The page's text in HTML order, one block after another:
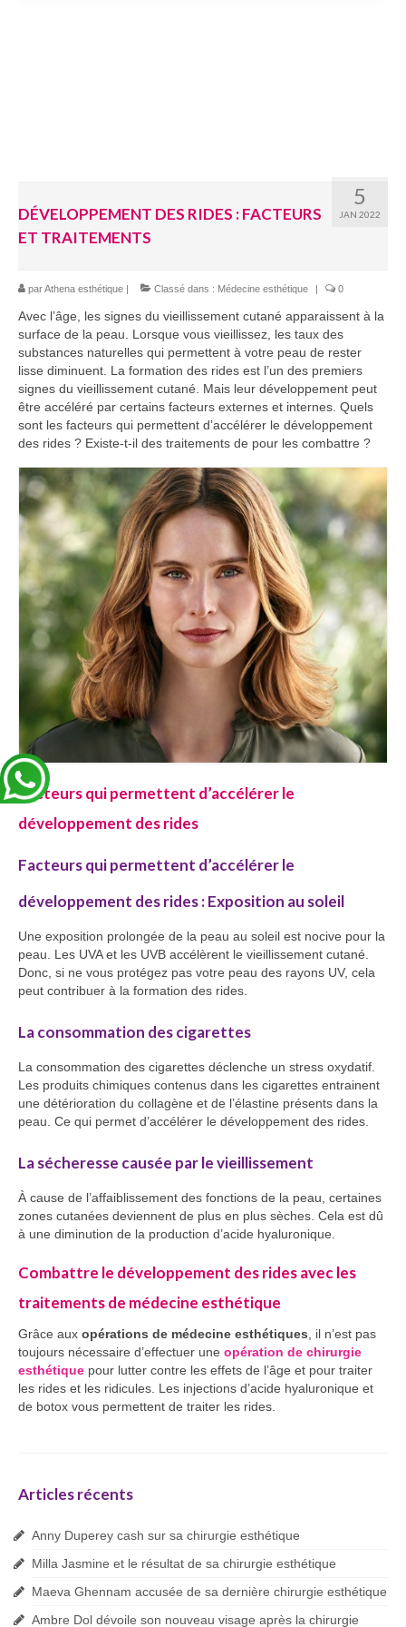
5
JAN 2022
DÉVELOPPEMENT DES RIDES : FACTEURS
ET TRAITEMENTS
parAthena esthétique | Classé dans : Médecine esthétique | 0
Avec l’âge, les signes du vieillissement cutané apparaissent à la
surface de la peau. Lorsque vous vieillissez, les taux des
substances naturelles qui permettent à votre peau de rester
lisse diminuent. La formation des rides est l’un des premiers
signes du vieillissement cutané. Mais leur développement peut
être accéléré par certains facteurs externes et internes. Quels
sont les facteurs qui permettent d’accélérer le développement
des rides ? Existe-t-il des traitements de pour les combattre ?
Facteurs qui permettent d’accélérer le
développement des rides
Facteurs qui permettent d’accélérer le
développement des rides : Exposition au soleil
Une exposition prolongée de la peau au soleil est nocive pour la
peau. Les UVA et les UVB accélèrent le vieillissement cutané.
Donc, si ne vous protégez pas votre peau des rayons UV, cela
peut contribuer à la formation des rides.
La consommation des cigarettes
La consommation des cigarettes déclenche un stress oxydatif.
Les produits chimiques contenus dans les cigarettes entrainent
une détérioration du collagène et de l’élastine présents dans la
peau. Ce qui permet d’accélérer le développement des rides.
La sécheresse causée par le vieillissement
À cause de l’affaiblissement des fonctions de la peau, certaines
zones cutanées deviennent de plus en plus sèches. Cela est dû
à une diminution de la production d’acide hyaluronique.
Combattre le développement des rides avec les
traitements de médecine esthétique
Grâce aux opérations de médecine esthétiques, il n’est pas
toujours nécessaire d’effectuer une opération de chirurgie
esthétique pour lutter contre les effets de l’âge et pour traiter
les rides et les ridicules. Les injections d’acide hyaluronique et
de botox vous permettent de traiter les rides.
Articles récents
Anny Duperey cash sur sa chirurgie esthétique
Milla Jasmine et le résultat de sa chirurgie esthétique
Maeva Ghennam accusée de sa dernière chirurgie esthétique
Ambre Dol dévoile son nouveau visage après la chirurgie